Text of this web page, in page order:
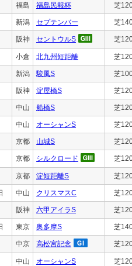
福島 福島民報杯 芝
新潟 セプテンバー 芝
阪神 セントウルS 芝
小倉 北九州短距離 芝
新潟 駿風S 芝
阪神 淀屋橋S 芝
中山 船橋S 芝
中山 オーシャンS 芝
京都 山城S 芝
京都 シルクロード 芝
京都 淀短距離S 芝
中山 クリスマスC 芝
阪神 六甲アイラS 芝
東京 奥多摩S 芝
中京 高松宮記念 芝
中山 オーシャンS 芝